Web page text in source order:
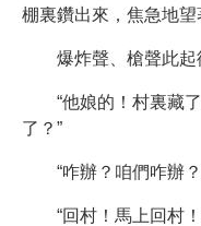
棚裏鑽出來，焦急地望
爆炸聲、槍聲此起
“他娘的！村裏藏
了？”
“咋辦？咱們咋辦
“回村！馬上回村